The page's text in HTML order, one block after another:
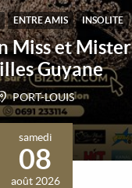
ENTRE AMIS INSOLITE
Miss et Mister
Guyane
PORT-LOUIS
samedi
08
août 2026